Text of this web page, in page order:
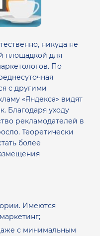
никуда не
площадкой для
По
с другими
«Яндекса» видят
Благодаря уходу
рекламодателей в
Теоретически
более
Имеются
с минимальным